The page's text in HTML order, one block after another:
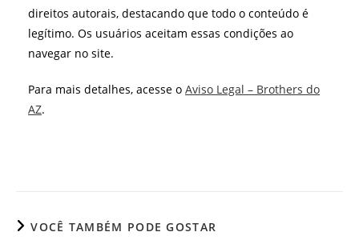
direitos autorais, destacando que todo o conteúdo é
legítimo. Os usuários aceitam essas condições ao
navegar no site.
Para mais detalhes, acesse o Aviso Legal – Brothers do
AZ.
VOCÊ TAMBÉM PODE GOSTAR